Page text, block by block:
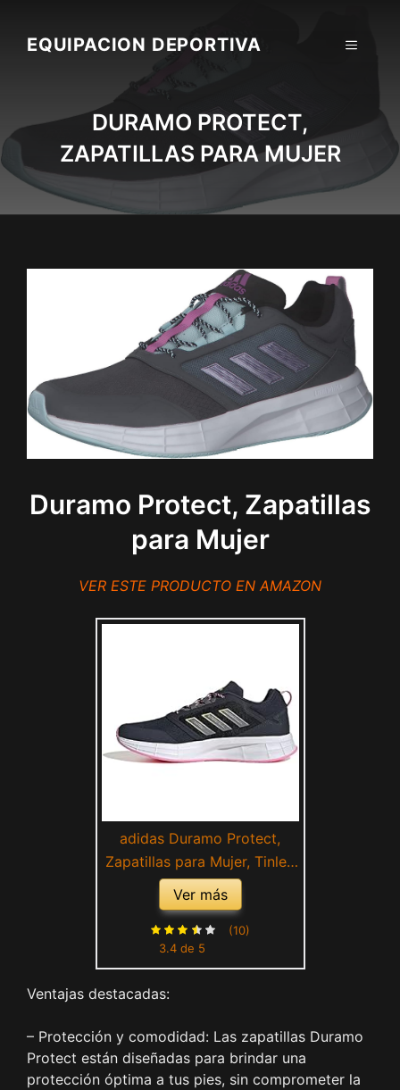
contentEQUIPACION DEPORTIVA MENU
DURAMO PROTECT,
ZAPATILLAS PARA MUJER
Duramo Protect, Zapatillas
para Mujer
VER ESTE PRODUCTO EN AMAZON
adidas Duramo Protect,
Zapatillas para Mujer, Tinley
Hiemet Casama, 36 2/3 EU
Ver más
3.4 de 5
(10)
Ventajas destacadas:
– Protección y comodidad: Las zapatillas Duramo
Protect están diseñadas para brindar una
protección óptima a tus pies, sin comprometer la